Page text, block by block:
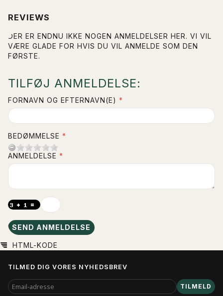
REVIEWS
DER ER ENDNU IKKE NOGEN ANMELDELSER HER. VI VIL
VÆRE GLADE FOR HVIS DU VIL ANMELDE SOM DEN
FØRSTE.
TILFØJ ANMELDELSE:
FORNAVN OG EFTERNAVN(E)
BEDØMMELSE
ANMELDELSE
SEND ANMELDELSE
HTML-KODE
TILMED DIG VORES NYHEDSBREV
EMAIL-
ADRESSE
TILMELD